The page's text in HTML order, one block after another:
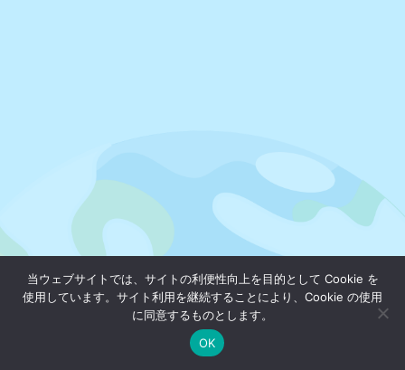
当ウェブサイトでは、サイトの利便性向上を目的として Cookie を
使用しています。サイト利用を継続することにより、Cookie の使用
に同意するものとします。
OK